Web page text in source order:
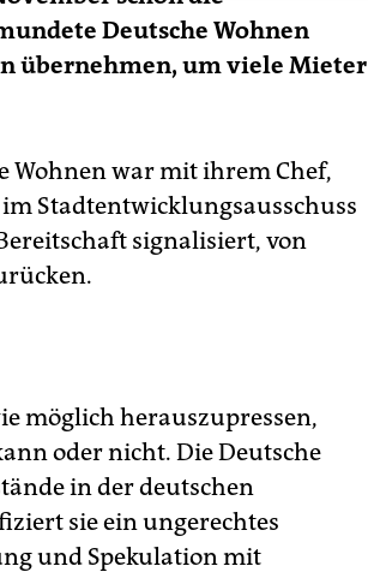
Deutsche Wohnen
übernehmen, um viele Mieter
Wohnen war mit ihrem Chef,
Stadtentwicklungsausschuss
signalisiert, von
möglich herauszupressen,
oder nicht. Die Deutsche
in der deutschen
sie ein ungerechtes
und Spekulation mit